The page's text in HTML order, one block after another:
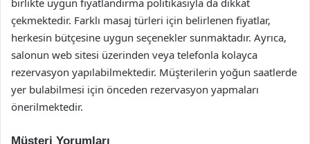
çekmektedir. Farklı masaj türleri için belirlenen fiyatlar,
herkesin bütçesine uygun seçenekler sunmaktadır. Ayrıca,
salonun web sitesi üzerinden veya telefonla kolayca
rezervasyon yapılabilmektedir. Müşterilerin yoğun saatlerde
yer bulabilmesi için önceden rezervasyon yapmaları
önerilmektedir.
Müşteri Yorumları